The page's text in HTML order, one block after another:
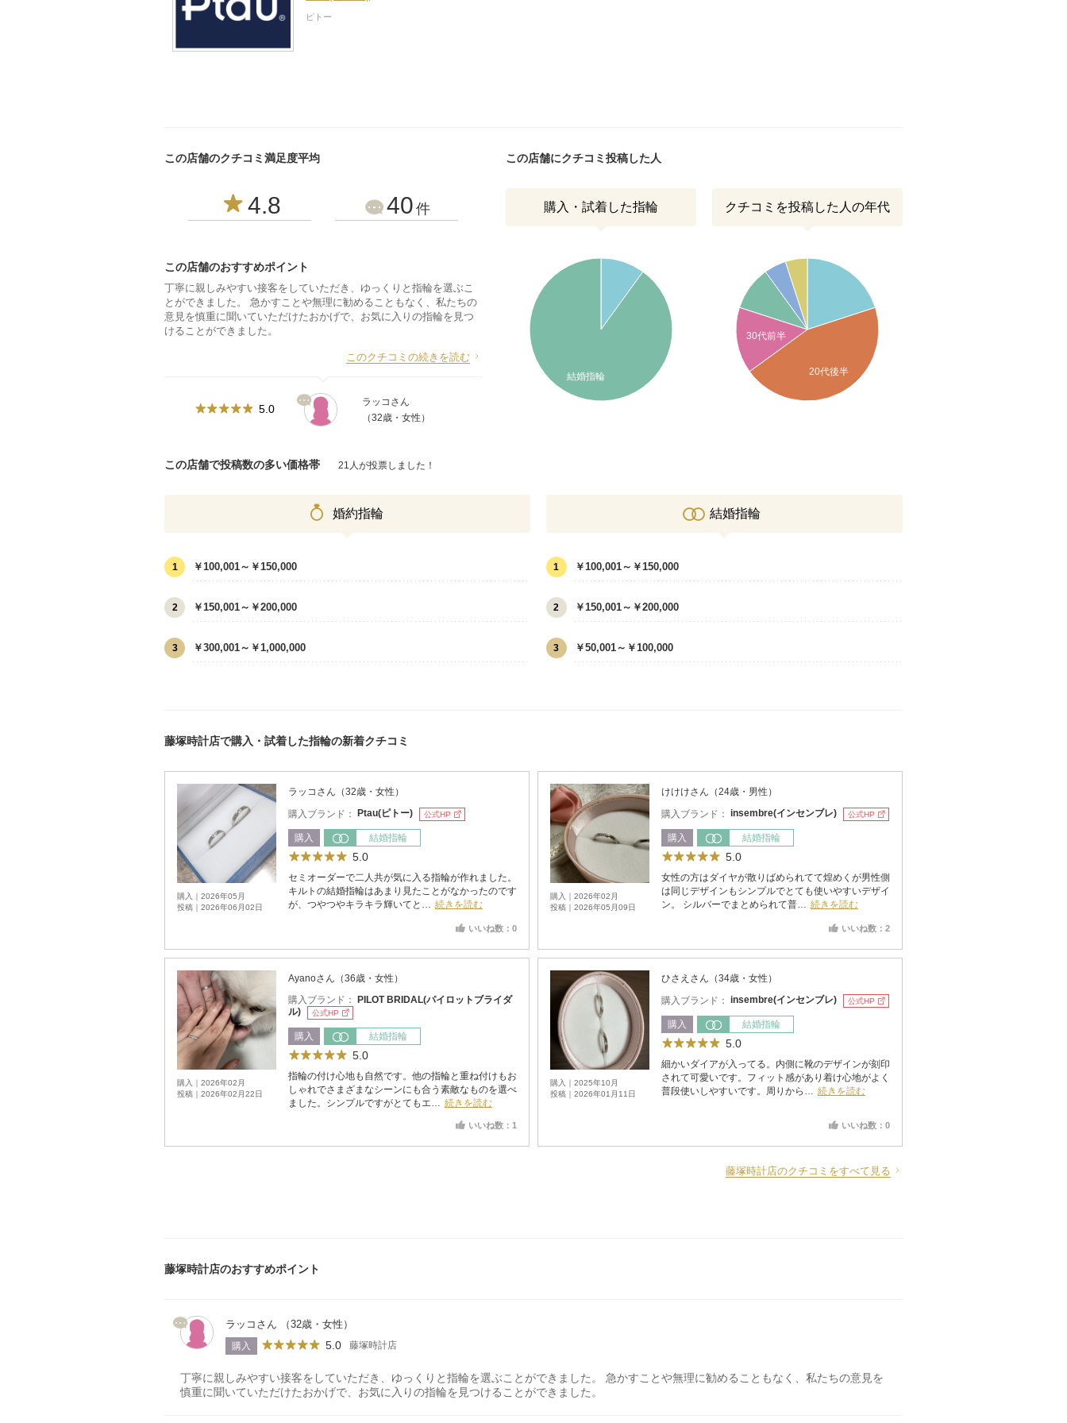
ピトー
この店舗のクチコミ満足度平均
4.8 40 件
この店舗のおすすめポイント
丁寧に親しみやすい接客をしていただき、ゆっくりと指輪を選ぶこ
とができました。 急かすことや無理に勧めることもなく、私たちの
意見を慎重に聞いていただけたおかげで、お気に入りの指輪を見つ
けることができました。
このクチコミの続きを読む
5.0
ラッコさん
（32歳・女性）
この店舗にクチコミ投稿した人
購入・試着した指輪
結婚指輪
クチコミを投稿した人の年代
30代前半
20代後半
この店舗で投稿数の多い価格帯 21人が投票しました！
婚約指輪
1 ￥100,001～￥150,000
2 ￥150,001～￥200,000
3 ￥300,001～￥1,000,000
結婚指輪
1 ￥100,001～￥150,000
2 ￥150,001～￥200,000
3 ￥50,001～￥100,000
藤塚時計店で購入・試着した指輪の新着クチコミ
購入｜2026年05月
投稿｜2026年06月02日
ラッコさん（32歳・女性）
購入ブランド：
Ptau(ピトー) 公式HP
購入 結婚指輪
5.0
セミオーダーで二人共が気に入る指輪が作れました。
キルトの結婚指輪はあまり見たことがなかったのです
が、つやつやキラキラ輝いてと…
続きを読む
いいね数：0
購入｜2026年02月
投稿｜2026年05月09日
けけけさん（24歳・男性）
購入ブランド： insembre(インセンブレ) 公式HP
購入 結婚指輪
5.0
女性の方はダイヤが散りばめられてて煌めくが男性側
は同じデザインもシンプルでとても使いやすいデザイ
ン。 シルバーでまとめられて普…
続きを読む
いいね数：2
購入｜2026年02月
投稿｜2026年02月22日
Ayanoさん（36歳・女性）
購入ブランド： PILOT BRIDAL(パイロットブライダ
ル)
公式HP
購入 結婚指輪
5.0
指輪の付け心地も自然です。他の指輪と重ね付けもお
しゃれでさまざまなシーンにも合う素敵なものを選べ
ました。シンプルですがとてもエ…
続きを読む
いいね数：1
購入｜2025年10月
投稿｜2026年01月11日
ひさえさん（34歳・女性）
購入ブランド： insembre(インセンブレ) 公式HP
購入 結婚指輪
5.0
細かいダイアが入ってる。内側に靴のデザインが刻印
されて可愛いです。フィット感があり着け心地がよく
普段使いしやすいです。周りから…
続きを読む
いいね数：0
藤塚時計店のクチコミをすべて見る
藤塚時計店のおすすめポイント
ラッコさん （32歳・女性）
購入 5.0 藤塚時計店
丁寧に親しみやすい接客をしていただき、ゆっくりと指輪を選ぶことができました。 急かすことや無理に勧めることもなく、私たちの意見を
慎重に聞いていただけたおかげで、お気に入りの指輪を見つけることができました。